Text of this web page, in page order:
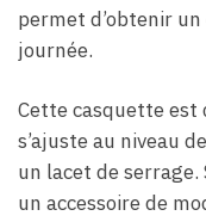
permet d’obtenir
journée.
Cette casquette est
s’ajuste au niveau
un lacet de
un accessoire de